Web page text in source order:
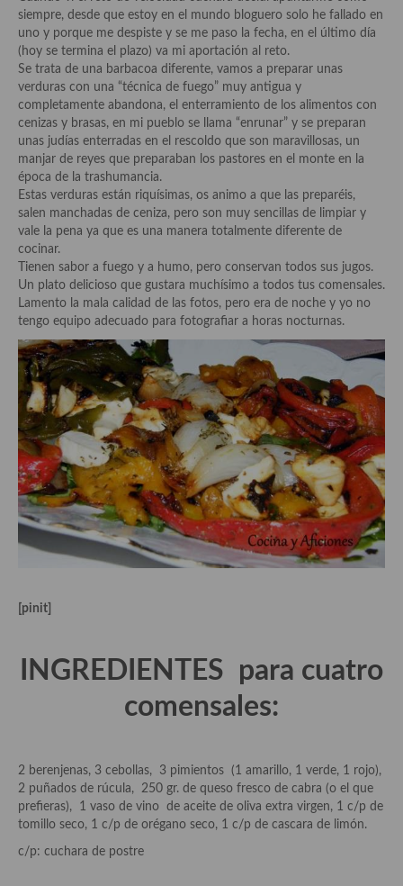
Especias, hierbas, condimentos, espesantes y aditivos
Historia de la gastronomía, platos celebres, cocineros, críticos,
historias culinarias y otras cosas
Origen y evolución de la comida
Protocolo y buenas maneras.
Ocio – restaurantes, bares, tabernas
Viajes eno-gastro-turísticos
En El Candelero
Las opiniones de la «Cocinera»
Prensa
Recetas
Acompañamientos
Airfryer recetas
Aderezos, salsas, vinagretas, especias, hierbas aromáticas o
aditivos
Especias, mezclas de especias
Hierbas aromáticas
Sales y polvos
Aperitivos
Bebidas
Bocadillos, hamburguesas, sándwich, emparedados, tostas y
siempre, desde que estoy en el mundo bloguero solo he fallado en
uno y porque me despiste y se me paso la fecha, en el último día
(hoy se termina el plazo) va mi aportación al reto.
Se trata de una barbacoa diferente, vamos a preparar unas
verduras con una “técnica de fuego” muy antigua y
completamente abandona, el enterramiento de los alimentos con
cenizas y brasas, en mi pueblo se llama “enrunar” y se preparan
unas judías enterradas en el rescoldo que son maravillosas, un
manjar de reyes que preparaban los pastores en el monte en la
época de la trashumancia.
Estas verduras están riquísimas, os animo a que las preparéis,
salen manchadas de ceniza, pero son muy sencillas de limpiar y
vale la pena ya que es una manera totalmente diferente de
cocinar.
Tienen sabor a fuego y a humo, pero conservan todos sus jugos.
Un plato delicioso que gustara muchísimo a todos tus comensales.
Lamento la mala calidad de las fotos, pero era de noche y yo no
tengo equipo adecuado para fotografiar a horas nocturnas.
[pinit]
INGREDIENTES para cuatro
comensales:
2 berenjenas, 3 cebollas, 3 pimientos (1 amarillo, 1 verde, 1 rojo),
2 puñados de rúcula, 250 gr. de queso fresco de cabra (o el que
prefieras), 1 vaso de vino de aceite de oliva extra virgen, 1 c/p de
tomillo seco, 1 c/p de orégano seco, 1 c/p de cascara de limón.
c/p: cuchara de postre